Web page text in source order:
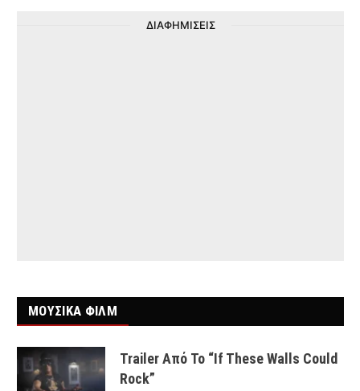
ΔΙΑΦΗΜΙΣΕΙΣ
ΜΟΥΣΙΚΑ ΦΙΛΜ
Trailer Από Το “If These Walls Could
Rock”